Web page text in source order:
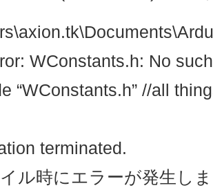
WConstants.h: No
“WConstants.h” //all
terminated.
ル時にエラーが発生し